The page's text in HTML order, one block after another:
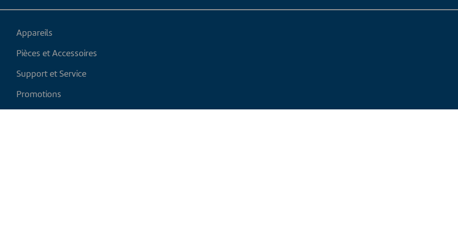
Appareils
Pièces et Accessoires
Support et Service
Promotions